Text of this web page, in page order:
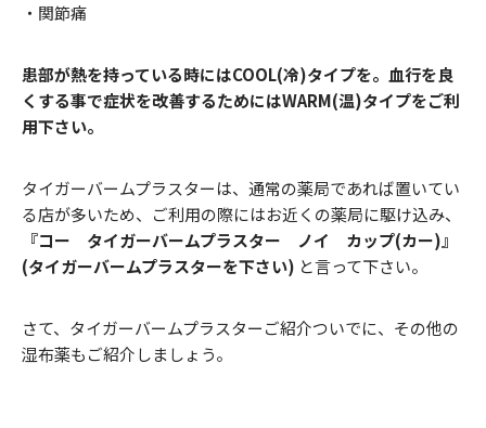
・関節痛
患部が熱を持っている時にはCOOL(冷)タイプを。血行を良
くする事で症状を改善するためにはWARM(温)タイプをご利
用下さい。
タイガーバームプラスターは、通常の薬局であれば置いてい
る店が多いため、ご利用の際にはお近くの薬局に駆け込み、
『コー タイガーバームプラスター ノイ カップ(カー)』
(タイガーバームプラスターを下さい) と言って下さい。
さて、タイガーバームプラスターご紹介ついでに、その他の
湿布薬もご紹介しましょう。